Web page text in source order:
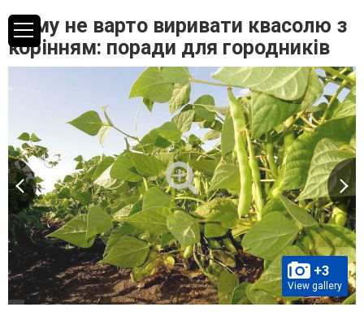
Чому не варто виривати квасолю з
корінням: поради для городників
+3
View gallery